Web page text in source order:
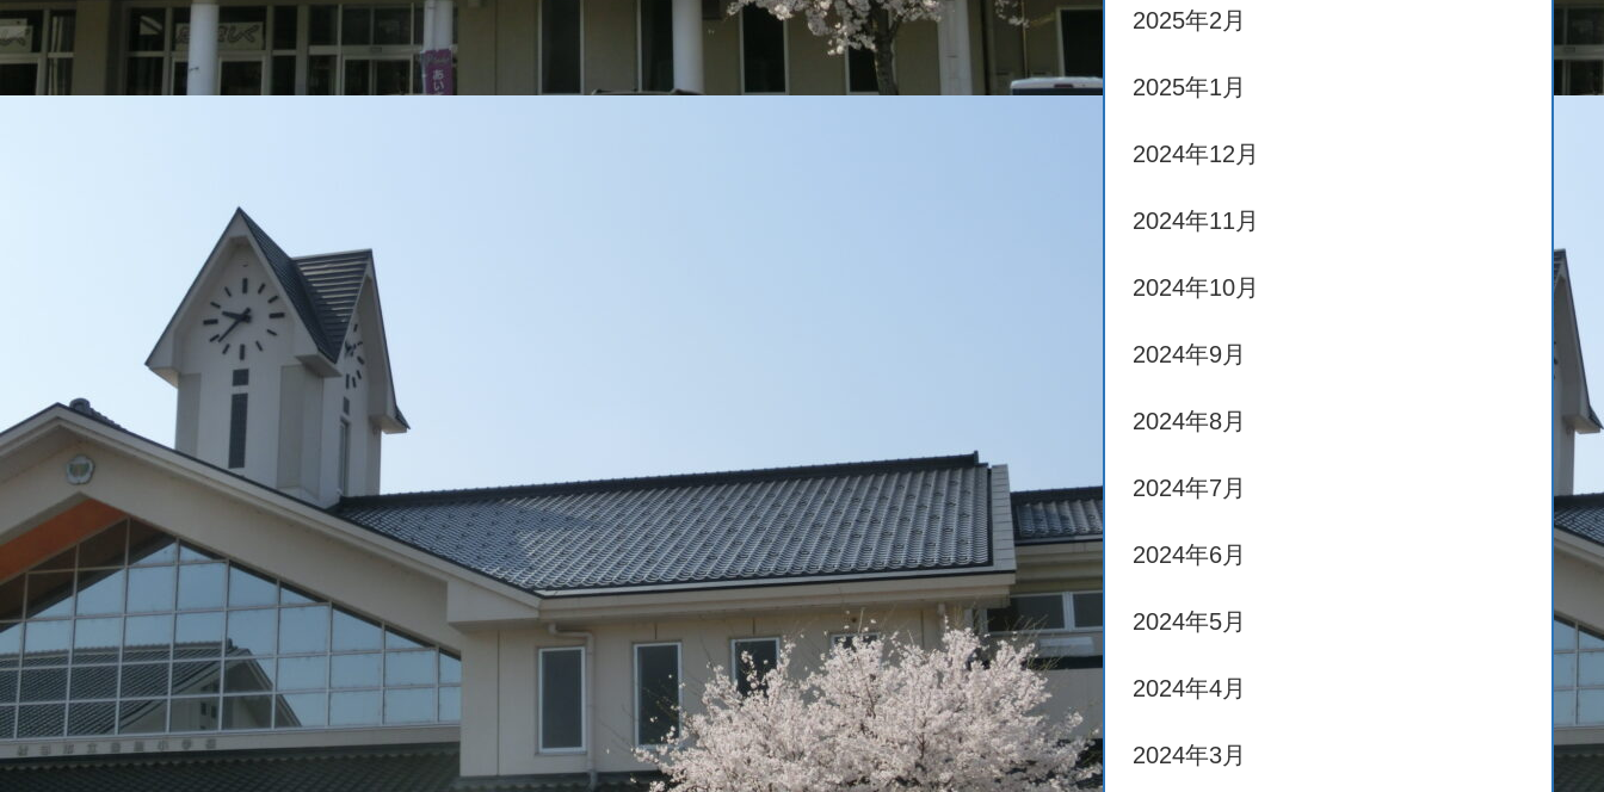
2025年2月
2025年1月
2024年12月
2024年11月
2024年10月
2024年9月
2024年8月
2024年7月
2024年6月
2024年5月
2024年4月
2024年3月